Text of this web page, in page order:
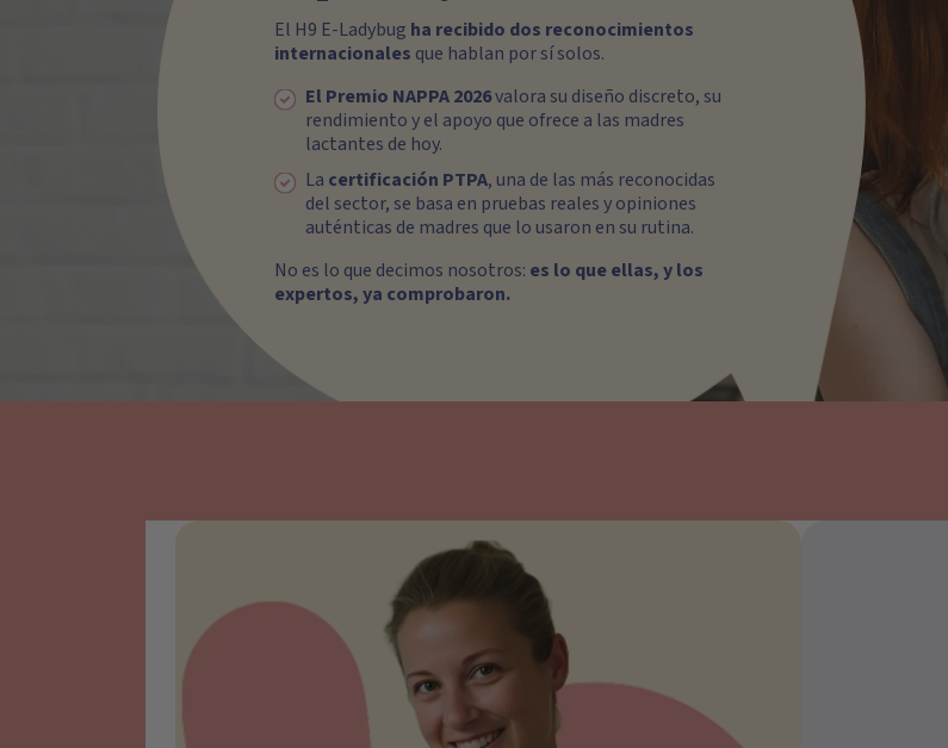
El H9 E-Ladybug ha recibido dos reconocimientos
internacionales que hablan por sí solos.
El Premio NAPPA 2026valora su diseño discreto, su
rendimiento y el apoyo que ofrece a las madres
lactantes de hoy.
La certificación PTPA, una de las más reconocidas
del sector, se basa en pruebas reales y opiniones
auténticas de madres que lo usaron en su rutina.
No es lo que decimos nosotros: es lo que ellas, y los
expertos, ya comprobaron.